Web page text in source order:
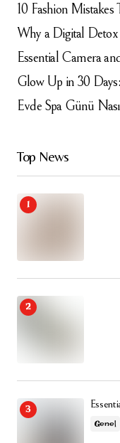
Submit
10 Fashion
Why a Digital
Essential Camera
Glow Up in 30
Evde Spa Günü
Top News
Genel